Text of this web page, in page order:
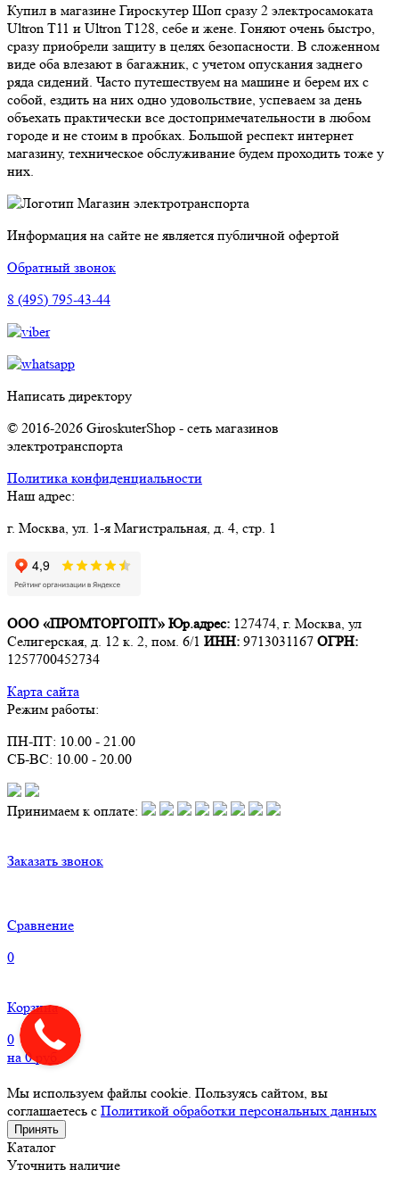
Купил в магазине Гироскутер Шоп сразу 2 электросамоката
Ultron T11 и Ultron T128, себе и жене. Гоняют очень быстро,
сразу приобрели защиту в целях безопасности. В сложенном
виде оба влезают в багажник, с учетом опускания заднего
ряда сидений. Часто путешествуем на машине и берем их с
собой, ездить на них одно удовольствие, успеваем за день
объехать практически все достопримечательности в любом
городе и не стоим в пробках. Большой респект интернет
магазину, техническое обслуживание будем проходить тоже у
них.
Магазин электротранспорта
Информация на сайте не является публичной офертой
Обратный звонок
8 (495) 795-43-44
Написать директору
© 2016-2026 GiroskuterShop - сеть магазинов
электротранспорта
Политика конфиденциальности
Наш адрес:
г. Москва, ул. 1-я Магистральная, д. 4, стр. 1
ООО «ПРОМТОРГОПТ» Юр.адрес: 127474, г. Москва, ул
Селигерская, д. 12 к. 2, пом. 6/1 ИНН: 9713031167 ОГРН:
1257700452734
Карта сайта
Режим работы:
ПН-ПТ: 10.00 - 21.00
СБ-ВС: 10.00 - 20.00
Принимаем к оплате:
Заказать звонок
Сравнение
0
Корзина
0
на0руб.
Мы используем файлы cookie. Пользуясь сайтом, вы
соглашаетесь с Политикой обработки персональных данных
Принять
Каталог
Уточнить наличие